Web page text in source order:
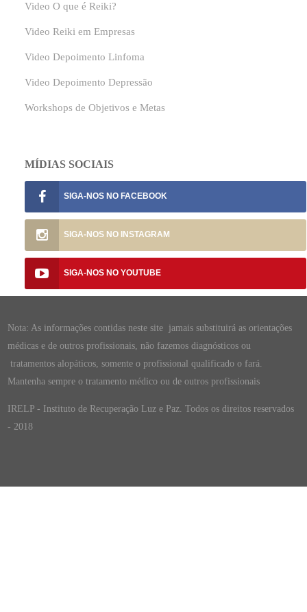
Video O que é Reiki?
Video Reiki em Empresas
Video Depoimento Linfoma
Video Depoimento Depressão
Workshops de Objetivos e Metas
MÍDIAS SOCIAIS
SIGA-NOS NO
SIGA-NOS NO
SIGA-NOS NO
Nota: As informações contidas neste site jamais substituirá as orientações
médicas e de outros profissionais, não fazemos diagnósticos ou
tratamentos alopáticos, somente o profissional qualificado o fará.
Mantenha sempre o tratamento médico ou de outros profissionais
IRELP - Instituto de Recuperação Luz e Paz. Todos os direitos reservados
- 2018